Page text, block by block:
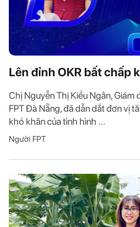
Lên đỉnh OKR bất chấp
Chị Nguyễn Thị Kiều Ngân, Giám
FPT Đà Nẵng, đã dẫn dắt đơn vị
khó khăn của tình hình ...
Người FPT